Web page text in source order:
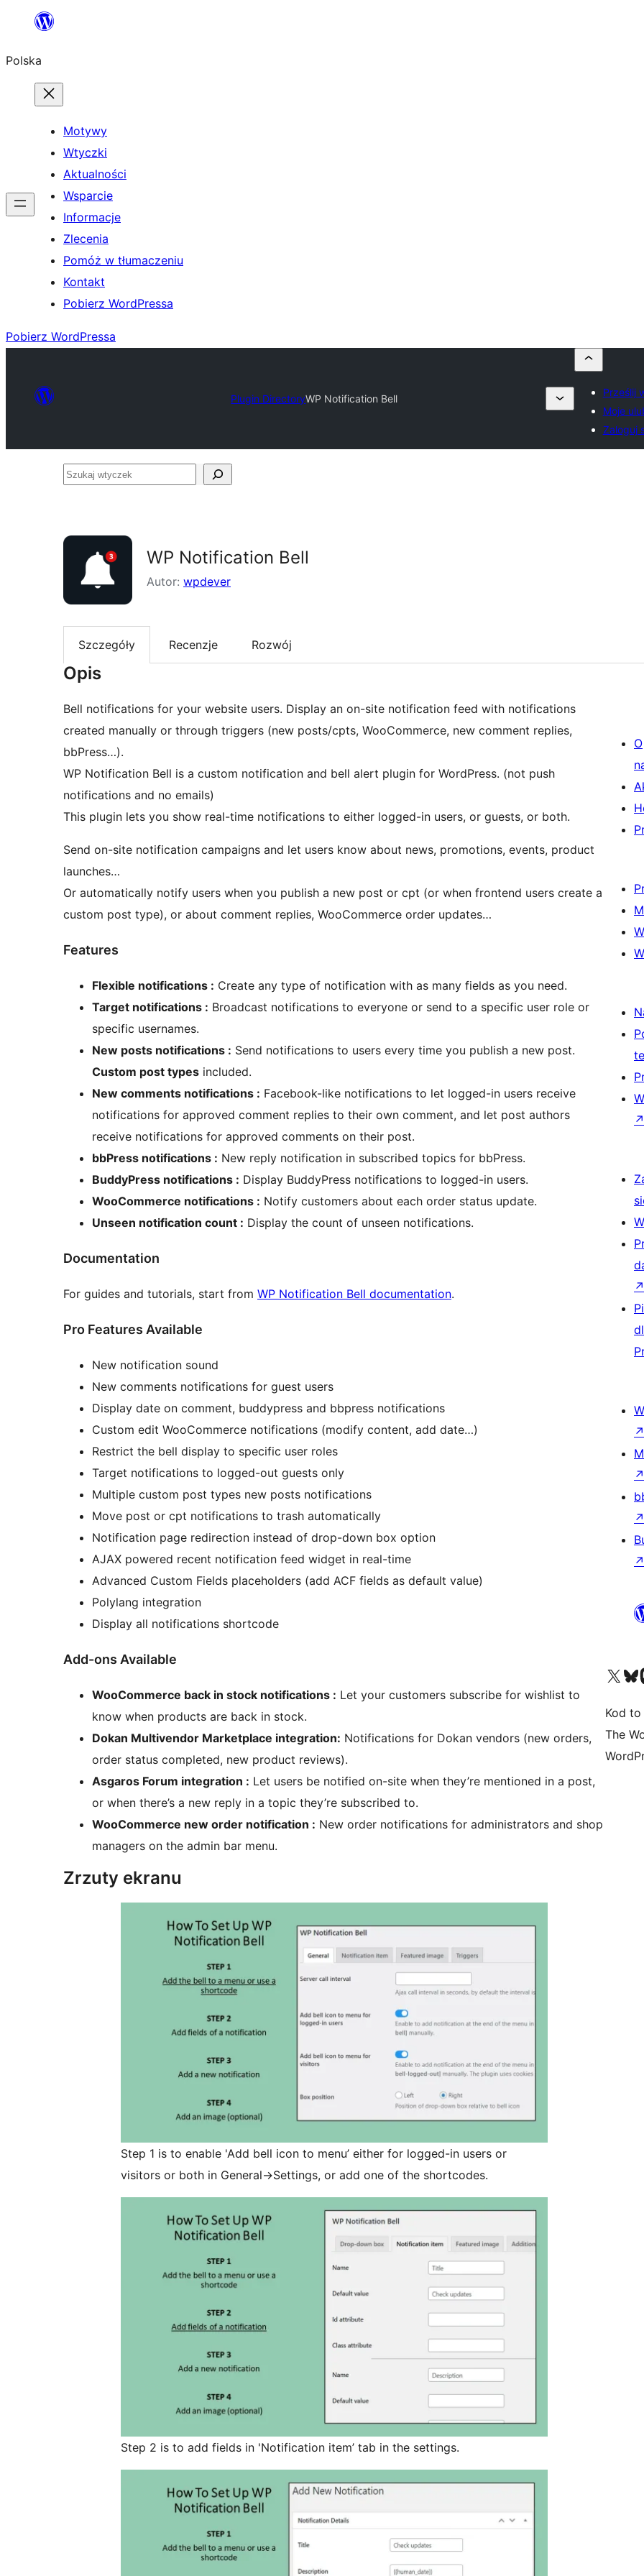
Przejdź
treści
Polska
Motywy
Wtyczki
Aktualności
Wsparcie
Informacje
Zlecenia
Pomóż w tłumaczeniu
Kontakt
Pobierz WordPressa
Pobierz WordPressa
Plugin DirectoryWP Notification Bell
Prześlij
Moje
Zaloguj
Szukaj
WP Notification Bell
Autor: wpdever
Szczegóły Recenzje Rozwój
Opis
Bell notifications for your website users. Display an on-site notification feed with notifications
created manually or through triggers (new posts/cpts, WooCommerce, new comment replies,
bbPress…).
WP Notification Bell is a custom notification and bell alert plugin for WordPress. (not push
notifications and no emails)
This plugin lets you show real-time notifications to either logged-in users, or guests, or both.
Send on-site notification campaigns and let users know about news, promotions, events, product
launches…
Or automatically notify users when you publish a new post or cpt (or when frontend users create a
custom post type), or about comment replies, WooCommerce order updates…
Features
Flexible notifications : Create any type of notification with as many fields as you need.
Target notifications : Broadcast notifications to everyone or send to a specific user role or
specific usernames.
New posts notifications : Send notifications to users every time you publish a new post.
Custom post types included.
New comments notifications : Facebook-like notifications to let logged-in users receive
notifications for approved comment replies to their own comment, and let post authors
receive notifications for approved comments on their post.
bbPress notifications : New reply notification in subscribed topics for bbPress.
BuddyPress notifications : Display BuddyPress notifications to logged-in users.
WooCommerce notifications : Notify customers about each order status update.
Unseen notification count : Display the count of unseen notifications.
Documentation
For guides and tutorials, start from WP Notification Bell documentation.
Pro Features Available
New notification sound
New comments notifications for guest users
Display date on comment, buddypress and bbpress notifications
Custom edit WooCommerce notifications (modify content, add date…)
Restrict the bell display to specific user roles
Target notifications to logged-out guests only
Multiple custom post types new posts notifications
Move post or cpt notifications to trash automatically
Notification page redirection instead of drop-down box option
AJAX powered recent notification feed widget in real-time
Advanced Custom Fields placeholders (add ACF fields as default value)
Polylang integration
Display all notifications shortcode
Add-ons Available
WooCommerce back in stock notifications : Let your customers subscribe for wishlist to
know when products are back in stock.
Dokan Multivendor Marketplace integration: Notifications for Dokan vendors (new orders,
order status completed, new product reviews).
Asgaros Forum integration : Let users be notified on-site when they’re mentioned in a post,
or when there’s a new reply in a topic they’re subscribed to.
WooCommerce new order notification : New order notifications for administrators and shop
managers on the admin bar menu.
Zrzuty ekranu
Step 1 is to enable 'Add bell icon to menu’ either for logged-in users or
visitors or both in General->Settings, or add one of the shortcodes.
Step 2 is to add fields in 'Notification item’ tab in the settings.
O
↗
↗
↗
↗
↗
↗
Odwiedź nasze
Kod
The